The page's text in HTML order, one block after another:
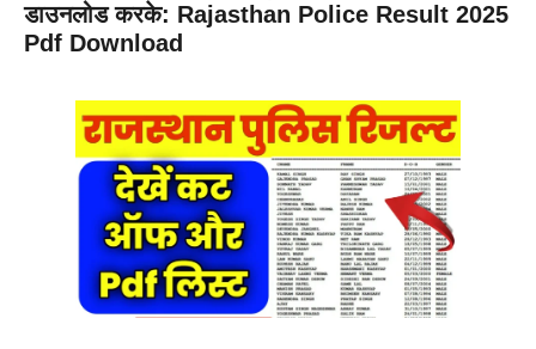
डाउनलोड करके: Rajasthan Police Result 2025
Pdf Download